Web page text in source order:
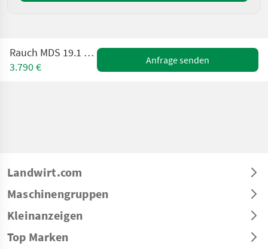
Rauch MDS 19.1 Düngerstreuer
3.790 €
Anfrage senden
Landwirt.com
Maschinengruppen
Kleinanzeigen
Top Marken